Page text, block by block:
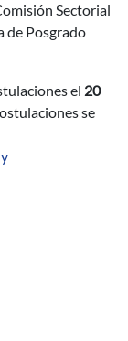
Sectorial
de Posgrado
el 20
se
de envasado